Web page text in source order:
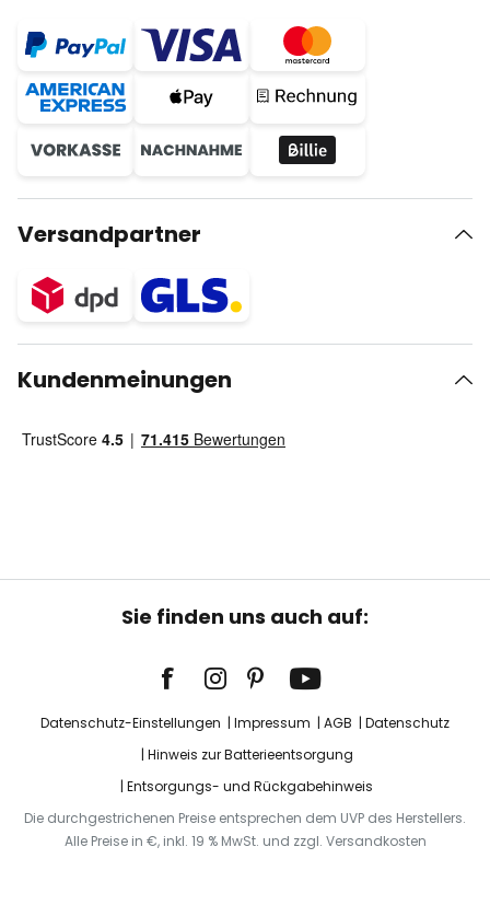
Versandpartner
Kundenmeinungen
Sie finden uns auch auf:
Datenschutz-Einstellungen Impressum AGB
Datenschutz
Hinweis zur Batterieentsorgung
Entsorgungs- und Rückgabehinweis
Die durchgestrichenen Preise entsprechen dem UVP des Herstellers.
Alle Preise in €, inkl. 19 % MwSt. und zzgl. Versandkosten